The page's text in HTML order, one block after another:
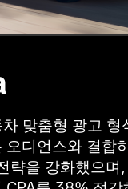
맞춤형 광고 형
오디언스와 결합
략을 강화했으며